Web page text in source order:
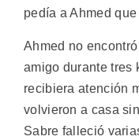
pedía a Ahmed
Ahmed no
amigo durante tres
recibiera atención
volvieron a casa
Sabre falleció